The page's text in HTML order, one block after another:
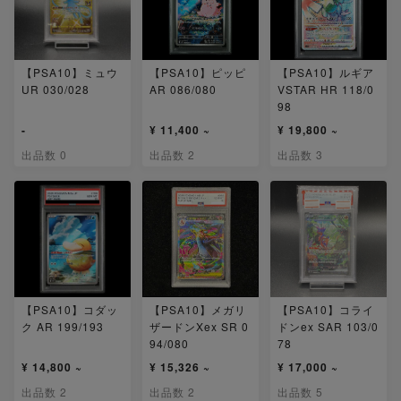
【PSA10】ミュウ
UR 030/028
-
出品数 0
【PSA10】ピッピ
AR 086/080
¥ 11,400 ~
出品数 2
【PSA10】ルギア
VSTAR HR 118/0
98
¥ 19,800 ~
出品数 3
【PSA10】コダッ
ク AR 199/193
¥ 14,800 ~
出品数 2
【PSA10】メガリ
ザードンXex SR 0
94/080
¥ 15,326 ~
出品数 2
【PSA10】コライ
ドンex SAR 103/0
78
¥ 17,000 ~
出品数 5